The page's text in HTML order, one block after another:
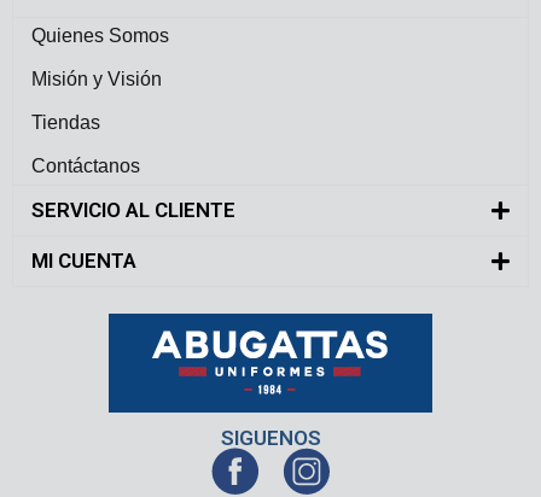
Quienes Somos
Misión y Visión
Tiendas
Contáctanos
SERVICIO AL CLIENTE
MI CUENTA
SIGUENOS